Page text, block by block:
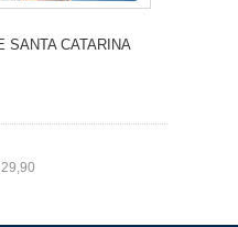
SANTA CATARINA